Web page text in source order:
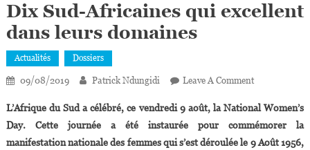
Dix Sud-Africaines qui excellent
dans leurs domaines
Actualités Dossiers
09/08/2019 Patrick Ndungidi Leave A CommentOn
Sud-
Africaines
Qui
L’Afrique du Sud a célébré, ce vendredi 9 août, la National Women’s
Day. Cette journée a été instaurée pour commémorer la
manifestation nationale des femmes qui s’est déroulée le 9 Août 1956,